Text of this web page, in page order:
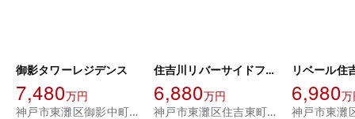
御影タワーレジデンス
7,480万円
神戸市東灘区御影中町３丁目
住吉川リバーサイドフォーラム
6,880万円
神戸市東灘区住吉東町２丁目
6,980万